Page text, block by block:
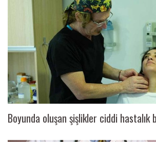
Boyunda oluşan şişlikler ciddi